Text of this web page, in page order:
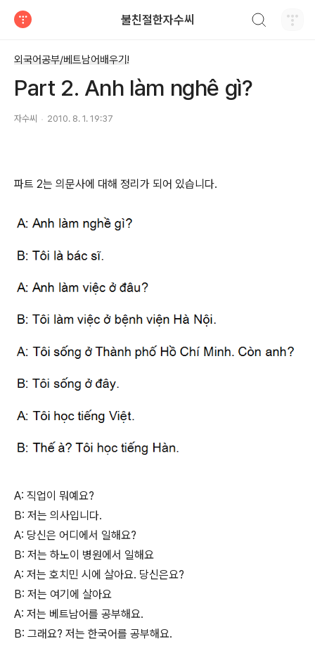
불친절한자수씨
외국어공부/베트남어배우기!
Part 2. Anh làm nghê gì?
자수씨 2010. 8. 1. 19:37
파트 2는 의문사에 대해 정리가 되어 있습니다.
A: 직업이 뭐예요?
B: 저는 의사입니다.
A: 당신은 어디에서 일해요?
B: 저는 하노이 병원에서 일해요
A: 저는 호치민 시에 살아요. 당신은요?
B: 저는 여기에 살아요
A: 저는 베트남어를 공부해요.
B: 그래요? 저는 한국어를 공부해요.